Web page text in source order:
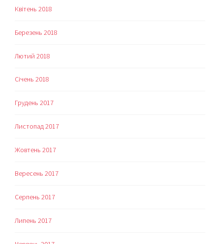
Квітень 2018
Березень 2018
Лютий 2018
Січень 2018
Грудень 2017
Листопад 2017
Жовтень 2017
Вересень 2017
Серпень 2017
Липень 2017